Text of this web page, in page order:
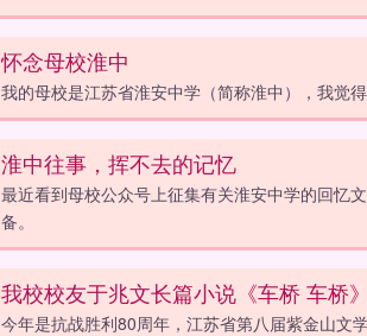
怀念母校淮中
我的母校是江苏省淮安中学（简称淮中），我觉
淮中往事，挥不去的记忆
最近看到母校公众号上征集有关淮安中学的回忆
备。
我校校友于兆文长篇小说《车桥 车桥
今年是抗战胜利80周年，江苏省第八届紫金山文